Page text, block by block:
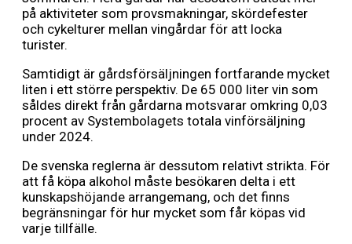
på aktiviteter som provsmakningar, skördefester
och cykelturer mellan vingårdar för att locka
turister.
Samtidigt är gårdsförsäljningen fortfarande mycket
liten i ett större perspektiv. De 65 000 liter vin som
såldes direkt från gårdarna motsvarar omkring 0,03
procent av Systembolagets totala vinförsäljning
under 2024.
De svenska reglerna är dessutom relativt strikta. För
att få köpa alkohol måste besökaren delta i ett
kunskapshöjande arrangemang, och det finns
begränsningar för hur mycket som får köpas vid
varje tillfälle.